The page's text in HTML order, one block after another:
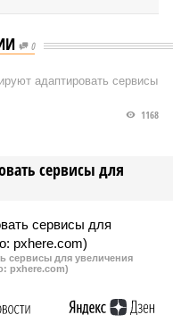
0
адаптировать сервисы
сервисы для
1168
сервисы для увеличения
pxhere.com)